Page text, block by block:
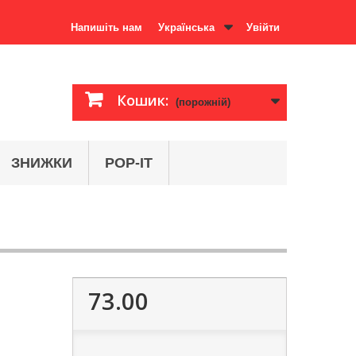
Увійти
Українська
Напишіть нам
Кошик: (порожній)
ЗНИЖКИ POP-IT
73.00